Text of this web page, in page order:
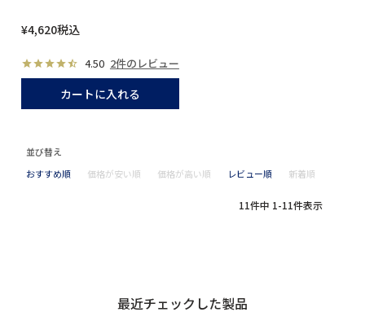
¥4,620税込
4.50 2件のレビュー
カートに入れる
並び替え
おすすめ順
価格が安い順 価格が高い順 レビュー順 新着順
11件中 1-11件表示
最近チェックした製品